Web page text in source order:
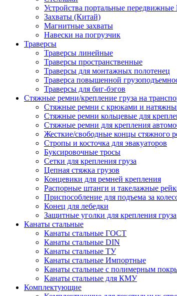
Устройства портальные
Захваты (Китай)
Магнитные захваты
Навески на погрузчик
Траверсы
Траверсы линейные
Траверсы пространственные
Траверсы для монтажных полотенец
Траверса повышенной
Траверсы для биг-бэгов
Стяжные ремни/крепление груза на
Стяжные ремни с крюками и
Стяжные ремни кольцевые для
Стяжные ремни для крепления
Жесткие/свободные концы стяжного
Стропы и косточка для эвакуаторов
Буксировочные тросы
Сетки для крепления груза
Цепная стяжка грузов
Концевики для ремней крепления
Распорные штанги и такелажные
Приспособление для подъема за
Конец для лебедки
Защитные уголки для крепления груза
Канаты стальные
Канаты стальные ГОСТ
Канаты стальные DIN
Канаты стальные ТУ
Канаты стальные Импортные
Канаты стальные с полимерным
Канаты стальные для КМУ
Комплектующие